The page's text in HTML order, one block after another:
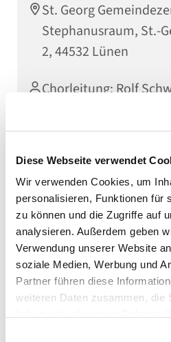
Diese Webseite verwendet
Wir verwenden Cookies, um
personalisieren, Funktionen für
zu können und die Zugriffe auf
analysieren. Außerdem geben
Verwendung unserer Website
soziale Medien, Werbung und
Partner führen diese
weiteren Daten zusammen, die
St. Georg
Stephanusraum, St.-
2, 44532 Lünen
Chorleitung: Rolf